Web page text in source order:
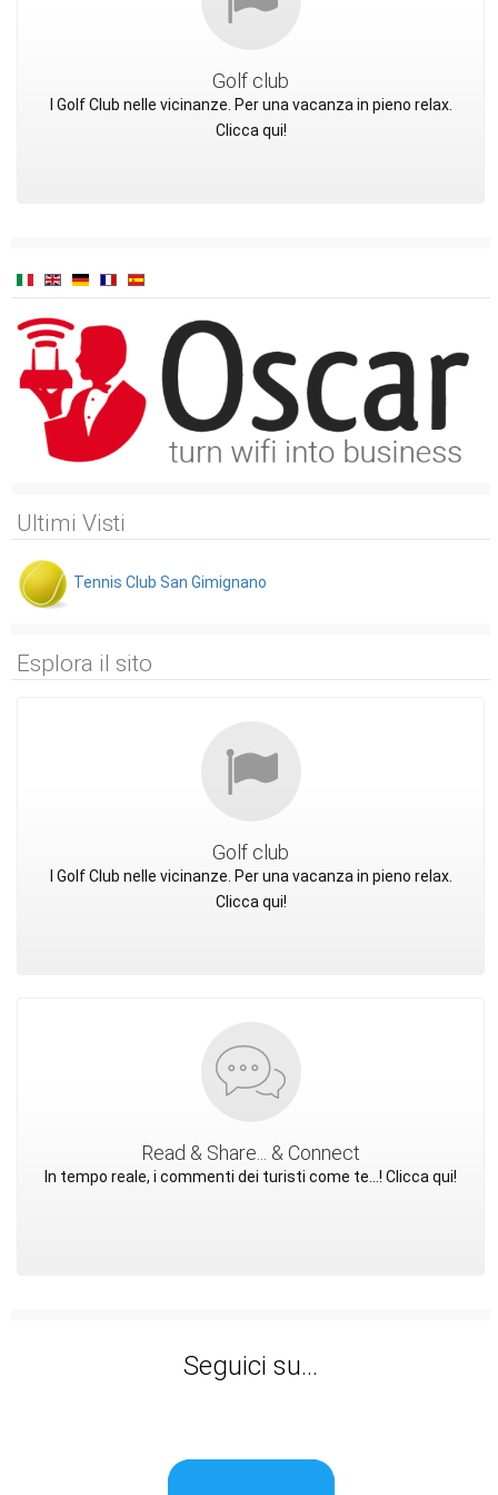
Golf club
I Golf Club nelle vicinanze. Per una vacanza in pieno relax.
Clicca qui!
Ultimi Visti
Tennis Club San Gimignano
Esplora il sito
Golf club
I Golf Club nelle vicinanze. Per una vacanza in pieno relax.
Clicca qui!
Read & Share... & Connect
In tempo reale, i commenti dei turisti come te...! Clicca qui!
Seguici su...